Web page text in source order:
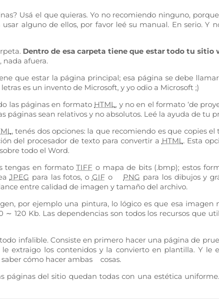
Usá el que quieras. Yo no recomiendo ninguno,
usar alguno de ellos, por favor leé su manual. En serio.
Dentro de esa carpeta tiene que estar todo tu sitio
nada afuera.
que estar la página principal; esa página se debe llamar
es un invento de Microsoft, y yo odio a Microsoft ;)
las páginas en formato HTML, y no en el formato ‘de
páginas sean relativos y no absolutos. Leé la ayuda de tu
, tenés dos opciones: la que recomiendo es que copies
del procesador de texto para convertir a HTML. Esta
todo el Word.
tengas en formatoTIFF o mapa de bits (.bmp); estos
JPEG para las fotos, o GIF o PNG para los dibujos y
entre calidad de imagen y tamaño del archivo.
por ejemplo una pintura, lo lógico es que esa imagen
∼ 120 Kb. Las dependencias son todos los recursos que
infalible. Consiste en primero hacer una página de
extraigo los contenidos y la convierto en plantilla. Y
cómo hacer ambas cosas.
páginas del sitio quedan todas con una estética uniforme.